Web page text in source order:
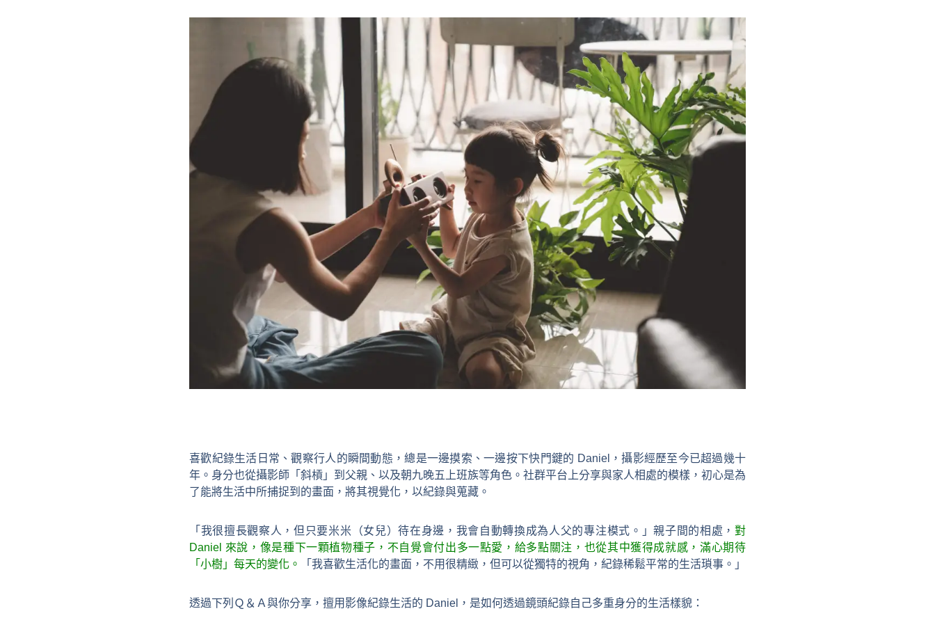
喜歡紀錄生活日常、觀察行人的瞬間動態，總是一邊摸索、一邊按下快門鍵的 Daniel，攝影經歷至今已超過幾十
年。身分也從攝影師「斜槓」到父親、以及朝九晚五上班族等角色。社群平台上分享與家人相處的模樣，初心是為
了能將生活中所捕捉到的畫面，將其視覺化，以紀錄與蒐藏。
「我很擅長觀察人，但只要米米（女兒）待在身邊，我會自動轉換成為人父的專注模式。」親子間的相處， 對
Daniel 來說，像是種下一顆植物種子，不自覺會付出多一點愛，給多點關注，也從其中獲得成就感，滿心期待
「小樹」每天的變化。
「我喜歡生活化的畫面，不用很精緻，但可以從獨特的視角，紀錄稀鬆平常的生活瑣事。」
透過下列Ｑ＆Ａ與你分享，擅用影像紀錄生活的 Daniel，是如何透過鏡頭紀錄自己多重身分的生活樣貌：